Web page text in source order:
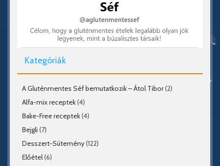
Kategóriák
A Gluténmentes Séf bemutatkozik – Átol Tibor(2)
Alfa-mix receptek(4)
Bake-Free receptek(4)
Bejgli (7)
Desszert-Sütemény(122)
Előétel(6)